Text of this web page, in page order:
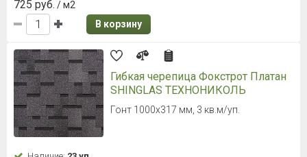
725 руб. / м2
В корзину
Гибкая черепица Фокстрот Платан
SHINGLAS ТЕХНОНИКОЛЬ
Гонт 1000х317 мм, 3 кв.м/уп.